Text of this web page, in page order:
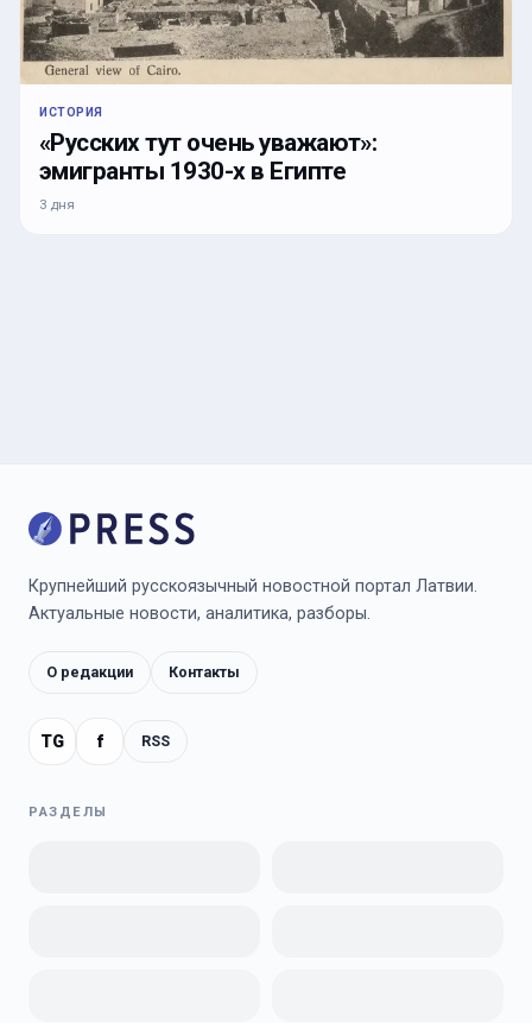
ИСТОРИЯ
«Русских тут очень уважают»:
эмигранты 1930-х в Египте
3 дня
Крупнейший русскоязычный новостной портал Латвии.
Актуальные новости, аналитика, разборы.
О редакции Контакты
TG f RSS
РАЗДЕЛЫ